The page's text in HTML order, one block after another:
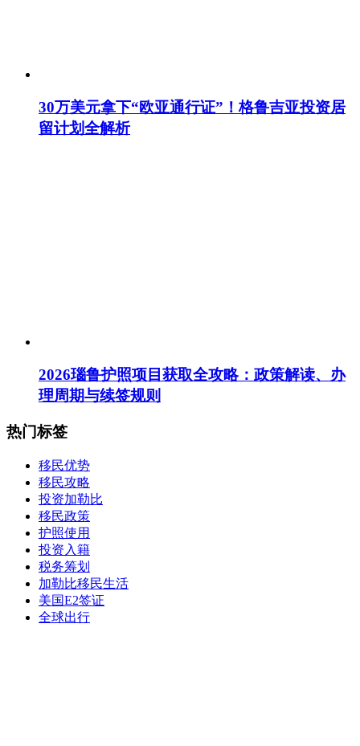
30万美元拿下“欧亚通行证”！格鲁吉亚投资居
留计划全解析
2026瑙鲁护照项目获取全攻略：政策解读、办
理周期与续签规则
热门标签
移民优势
移民攻略
投资加勒比
移民政策
护照使用
投资入籍
税务筹划
加勒比移民生活
美国E2签证
全球出行